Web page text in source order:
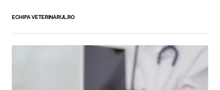
ECHIPA VETERINARUL.RO